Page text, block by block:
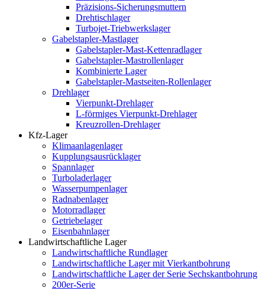
Präzisions-Sicherungsmuttern
Drehtischlager
Turbojet-Triebwerkslager
Gabelstapler-Mastlager
Gabelstapler-Mast-Kettenradlager
Gabelstapler-Mastrollenlager
Kombinierte Lager
Gabelstapler-Mastseiten-Rollenlager
Drehlager
Vierpunkt-Drehlager
L-förmiges Vierpunkt-Drehlager
Kreuzrollen-Drehlager
Kfz-Lager
Klimaanlagenlager
Kupplungsausrücklager
Spannlager
Turboladerlager
Wasserpumpenlager
Radnabenlager
Motorradlager
Getriebelager
Eisenbahnlager
Landwirtschaftliche Lager
Landwirtschaftliche Rundlager
Landwirtschaftliche Lager mit Vierkantbohrung
Landwirtschaftliche Lager der Serie Sechskantbohrung
200er-Serie